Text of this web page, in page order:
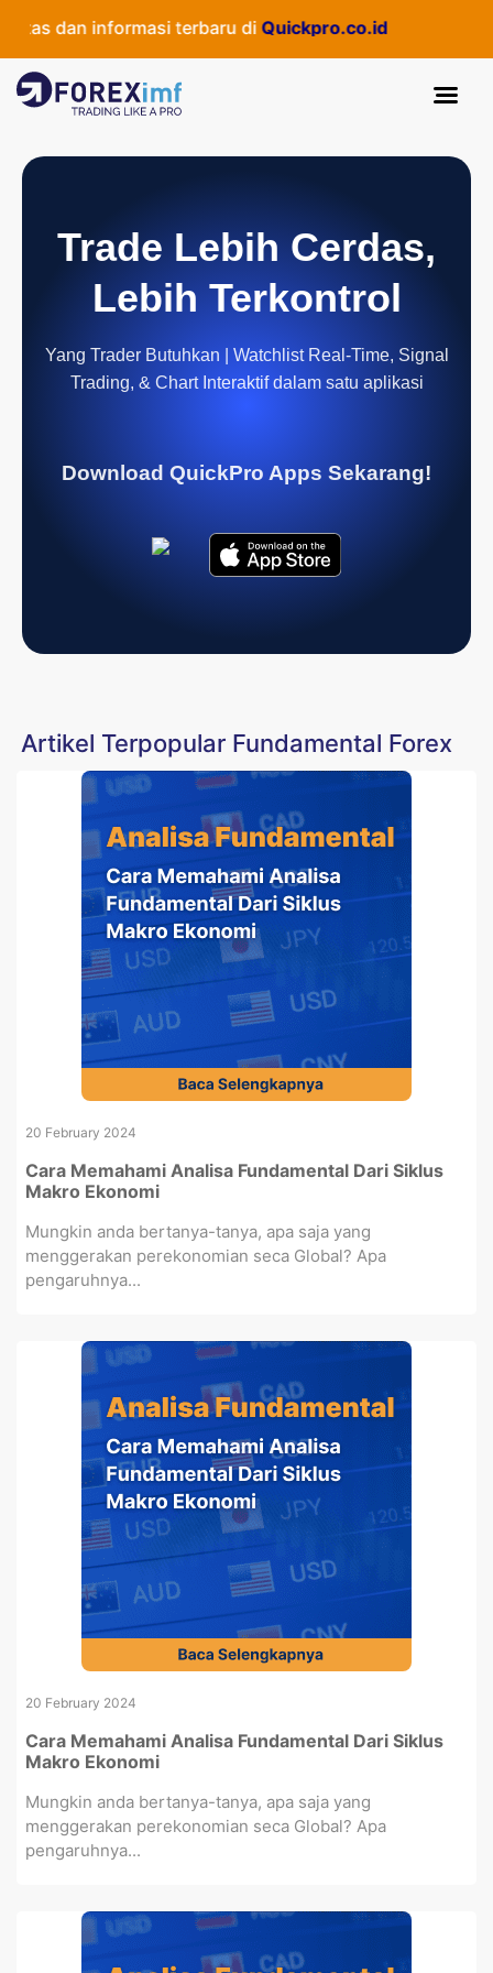
dan informasi terbaru diQuickpro.co.id
Trade Lebih Cerdas,
Lebih Terkontrol
Yang Trader Butuhkan | Watchlist Real-Time, Signal
Trading, & Chart Interaktif dalam satu aplikasi
Download QuickPro Apps Sekarang!
Artikel Terpopular Fundamental Forex
20 February 2024
Cara Memahami Analisa Fundamental Dari Siklus
Makro Ekonomi
Mungkin anda bertanya-tanya, apa saja yang
menggerakan perekonomian seca Global? Apa
pengaruhnya...
20 February 2024
Cara Memahami Analisa Fundamental Dari Siklus
Makro Ekonomi
Mungkin anda bertanya-tanya, apa saja yang
menggerakan perekonomian seca Global? Apa
pengaruhnya...